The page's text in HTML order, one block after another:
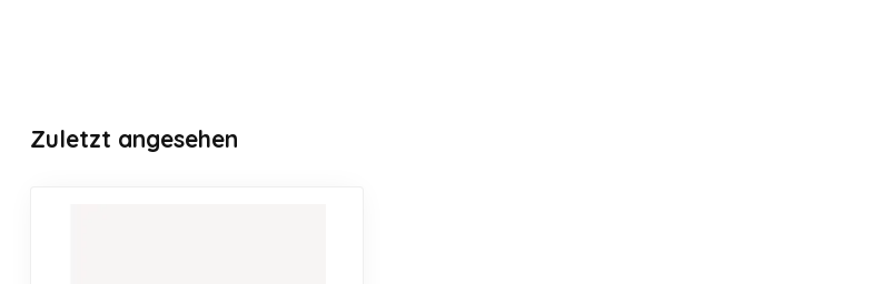
Zuletzt angesehen